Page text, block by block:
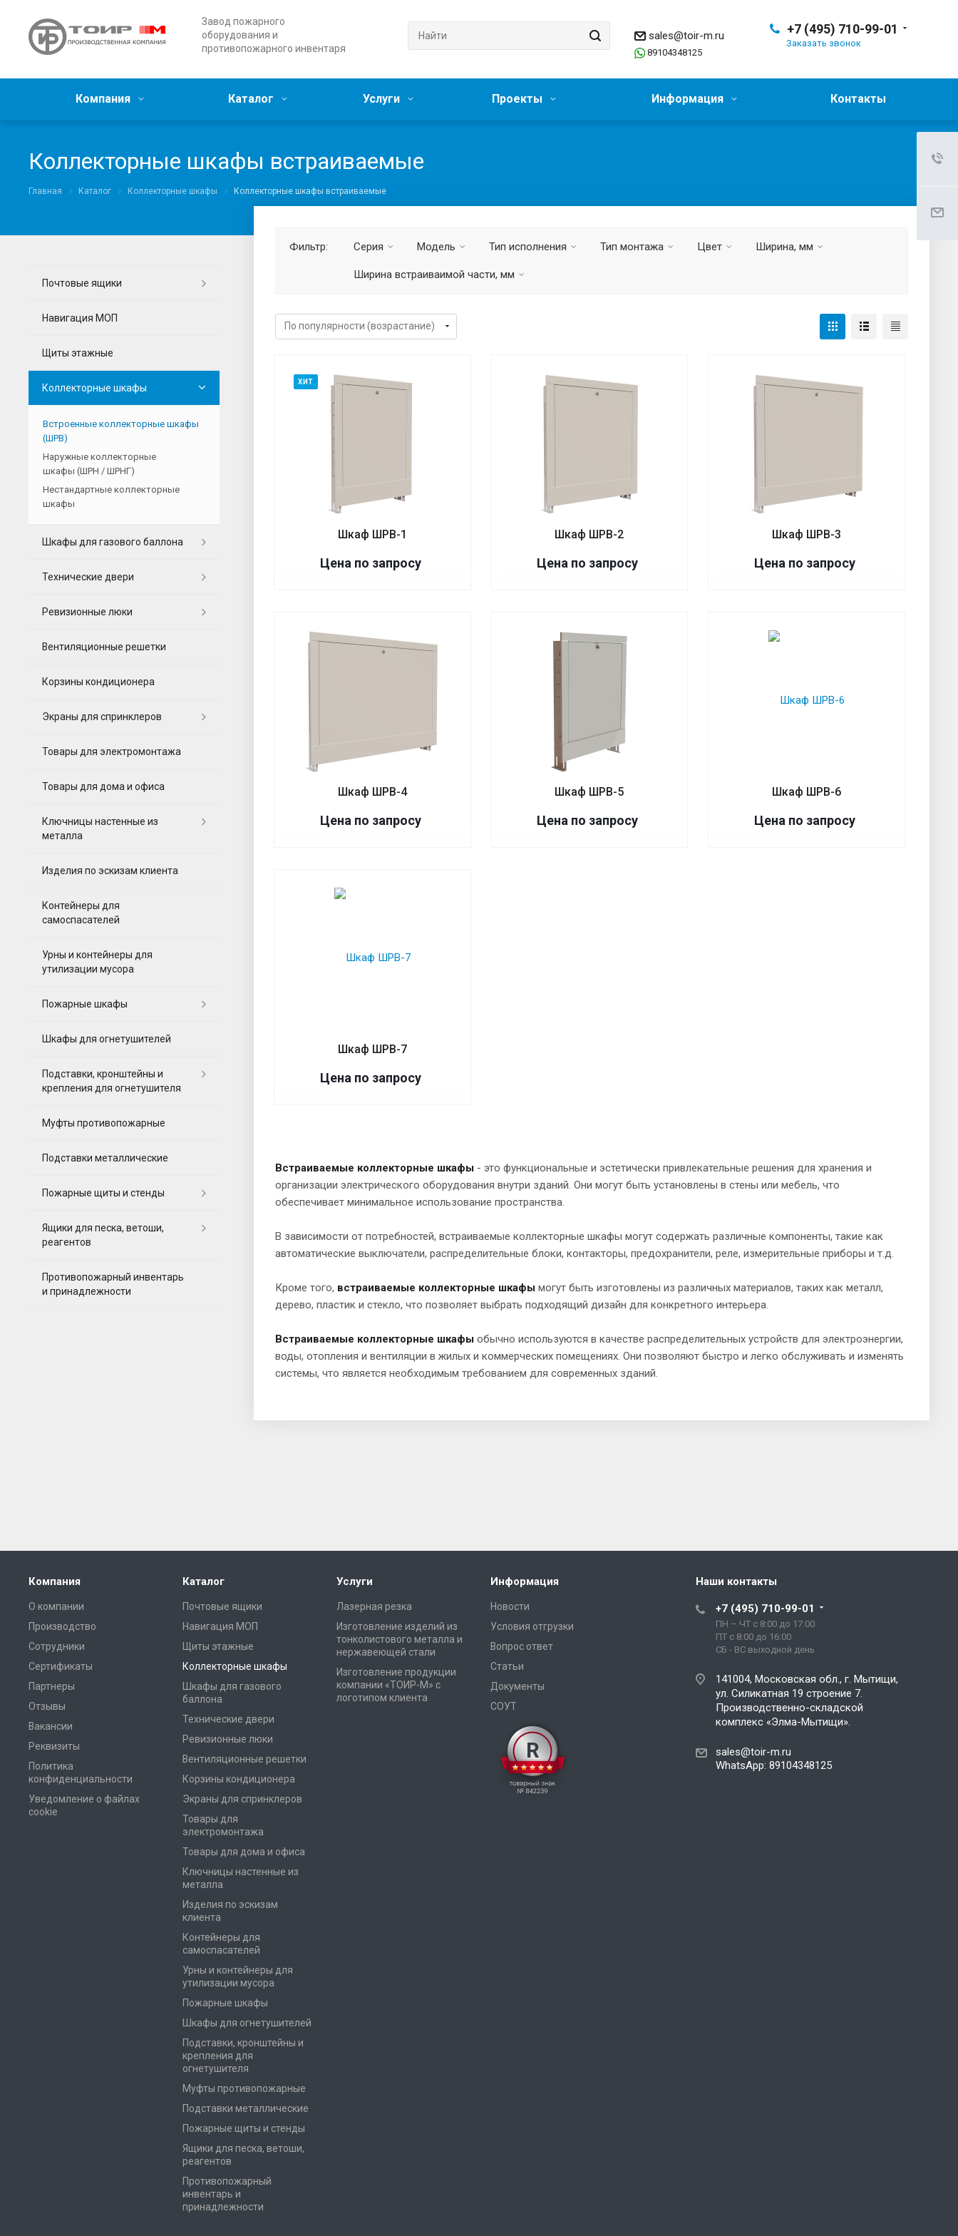
Завод пожарного
оборудования и
противопожарного инвентаря
+7 (495) 710-99-01
Заказать звонок
sales@toir-m.ru
89104348125
Компания Каталог Услуги Проекты Информация Контакты
Коллекторные шкафы встраиваемые
Главная Каталог Коллекторные шкафы Коллекторные шкафы встраиваемые
Фильтр: Серия Модель Тип исполнения Тип монтажа Цвет Ширина, мм
Ширина встраиваимой части, мм
ХИТ
Шкаф ШРВ-1
Цена по запросу
Шкаф ШРВ-2
Цена по запросу
Шкаф ШРВ-3
Цена по запросу
Шкаф ШРВ-4
Цена по запросу
Шкаф ШРВ-5
Цена по запросу
Шкаф ШРВ-6
Цена по запросу
Шкаф ШРВ-7
Цена по запросу
Встраиваемые коллекторные шкафы - это функциональные и эстетически привлекательные решения для хранения и
организации электрического оборудования внутри зданий. Они могут быть установлены в стены или мебель, что
обеспечивает минимальное использование пространства.
В зависимости от потребностей, встраиваемые коллекторные шкафы могут содержать различные компоненты, такие как
автоматические выключатели, распределительные блоки, контакторы, предохранители, реле, измерительные приборы и т.д.
Кроме того, встраиваемые коллекторные шкафы могут быть изготовлены из различных материалов, таких как металл,
дерево, пластик и стекло, что позволяет выбрать подходящий дизайн для конкретного интерьера.
Встраиваемые коллекторные шкафы обычно используются в качестве распределительных устройств для электроэнергии,
воды, отопления и вентиляции в жилых и коммерческих помещениях. Они позволяют быстро и легко обслуживать и изменять
системы, что является необходимым требованием для современных зданий.
Почтовые ящики
Навигация МОП
Щиты этажные
Коллекторные шкафы
Встроенные коллекторные шкафы
(ШРВ)
Наружные коллекторные
шкафы (ШРН / ШРНГ)
Нестандартные коллекторные
шкафы
Шкафы для газового баллона
Технические двери
Ревизионные люки
Вентиляционные решетки
Корзины кондиционера
Экраны для спринклеров
Товары для электромонтажа
Товары для дома и офиса
Ключницы настенные из
металла
Изделия по эскизам клиента
Контейнеры для
самоспасателей
Урны и контейнеры для
утилизации мусора
Пожарные шкафы
Шкафы для огнетушителей
Подставки, кронштейны и
крепления для огнетушителя
Муфты противопожарные
Подставки металлические
Пожарные щиты и стенды
Ящики для песка, ветоши,
реагентов
Противопожарный инвентарь
и принадлежности
Компания
О компании
Производство
Сотрудники
Сертификаты
Партнеры
Отзывы
Вакансии
Реквизиты
Политика
конфиденциальности
Уведомление о файлах
cookie
Каталог
Почтовые ящики
Навигация МОП
Щиты этажные
Коллекторные шкафы
Шкафы для газового
баллона
Технические двери
Ревизионные люки
Вентиляционные решетки
Корзины кондиционера
Экраны для спринклеров
Товары для
электромонтажа
Товары для дома и офиса
Ключницы настенные из
металла
Изделия по эскизам
клиента
Контейнеры для
самоспасателей
Урны и контейнеры для
утилизации мусора
Пожарные шкафы
Шкафы для огнетушителей
Подставки, кронштейны и
крепления для
огнетушителя
Муфты противопожарные
Подставки металлические
Пожарные щиты и стенды
Ящики для песка, ветоши,
реагентов
Противопожарный
инвентарь и
принадлежности
Услуги
Лазерная резка
Изготовление изделий из
тонколистового металла и
нержавеющей стали
Изготовление продукции
компании «ТОИР-М» с
логотипом клиента
Информация
Новости
Условия отгрузки
Вопрос ответ
Статьи
Документы
СОУТ
Наши контакты
+7 (495) 710-99-01
ПН – ЧТ с 8:00 до 17:00
ПТ с 8:00 до 16:00
СБ - ВС выходной день
141004, Московская обл., г. Мытищи,
ул. Силикатная 19 строение 7.
Производственно-складской
комплекс «Элма-Мытищи».
sales@toir-m.ru
WhatsApp: 89104348125